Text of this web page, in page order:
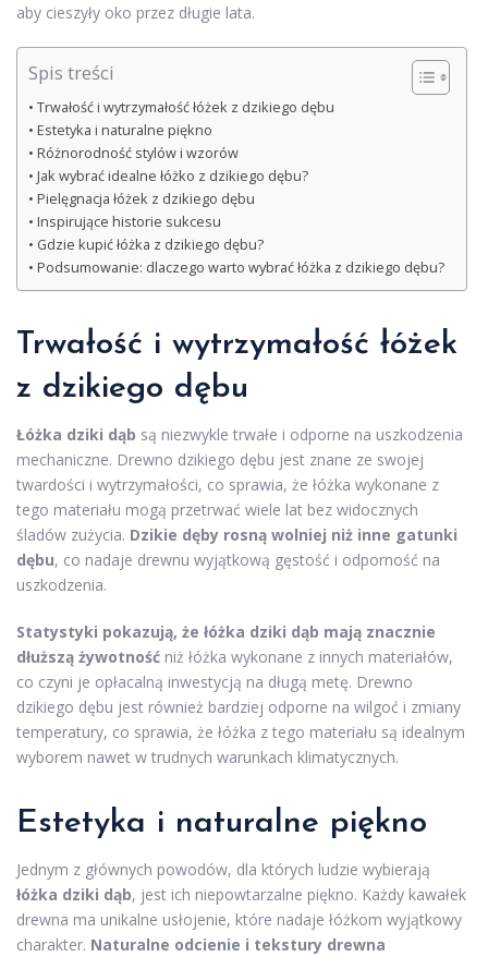
aby cieszyły oko przez długie lata.
Spis treści
Trwałość i wytrzymałość łóżek z dzikiego dębu
Estetyka i naturalne piękno
Różnorodność stylów i wzorów
Jak wybrać idealne łóżko z dzikiego dębu?
Pielęgnacja łóżek z dzikiego dębu
Inspirujące historie sukcesu
Gdzie kupić łóżka z dzikiego dębu?
Podsumowanie: dlaczego warto wybrać łóżka z dzikiego dębu?
Trwałość i wytrzymałość łóżek
z dzikiego dębu
Łóżka dziki dąb są niezwykle trwałe i odporne na uszkodzenia
mechaniczne. Drewno dzikiego dębu jest znane ze swojej
twardości i wytrzymałości, co sprawia, że łóżka wykonane z
tego materiału mogą przetrwać wiele lat bez widocznych
śladów zużycia. Dzikie dęby rosną wolniej niż inne gatunki
dębu, co nadaje drewnu wyjątkową gęstość i odporność na
uszkodzenia.
Statystyki pokazują, że łóżka dziki dąb mają znacznie
dłuższą żywotność niż łóżka wykonane z innych materiałów,
co czyni je opłacalną inwestycją na długą metę. Drewno
dzikiego dębu jest również bardziej odporne na wilgoć i zmiany
temperatury, co sprawia, że łóżka z tego materiału są idealnym
wyborem nawet w trudnych warunkach klimatycznych.
Estetyka i naturalne piękno
Jednym z głównych powodów, dla których ludzie wybierają
łóżka dziki dąb, jest ich niepowtarzalne piękno. Każdy kawałek
drewna ma unikalne usłojenie, które nadaje łóżkom wyjątkowy
charakter. Naturalne odcienie i tekstury drewna